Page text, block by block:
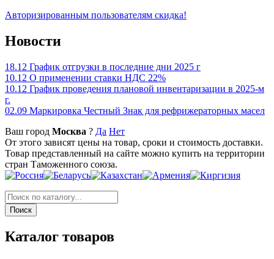
Авторизированным пользователям скидка!
Новости
18.12 График отгрузки в последние дни 2025 г
10.12 О применении ставки НДС 22%
10.12 График проведения плановой инвентаризации в 2025-м
г.
02.09 Маркировка Честный Знак для рефрижераторных масел
Ваш город Москва ? Да Нет
От этого зависят цены на товар, сроки и стоимость доставки.
Товар представленный на сайте можно купить на территории
стран Таможенного союза.
Каталог товаров